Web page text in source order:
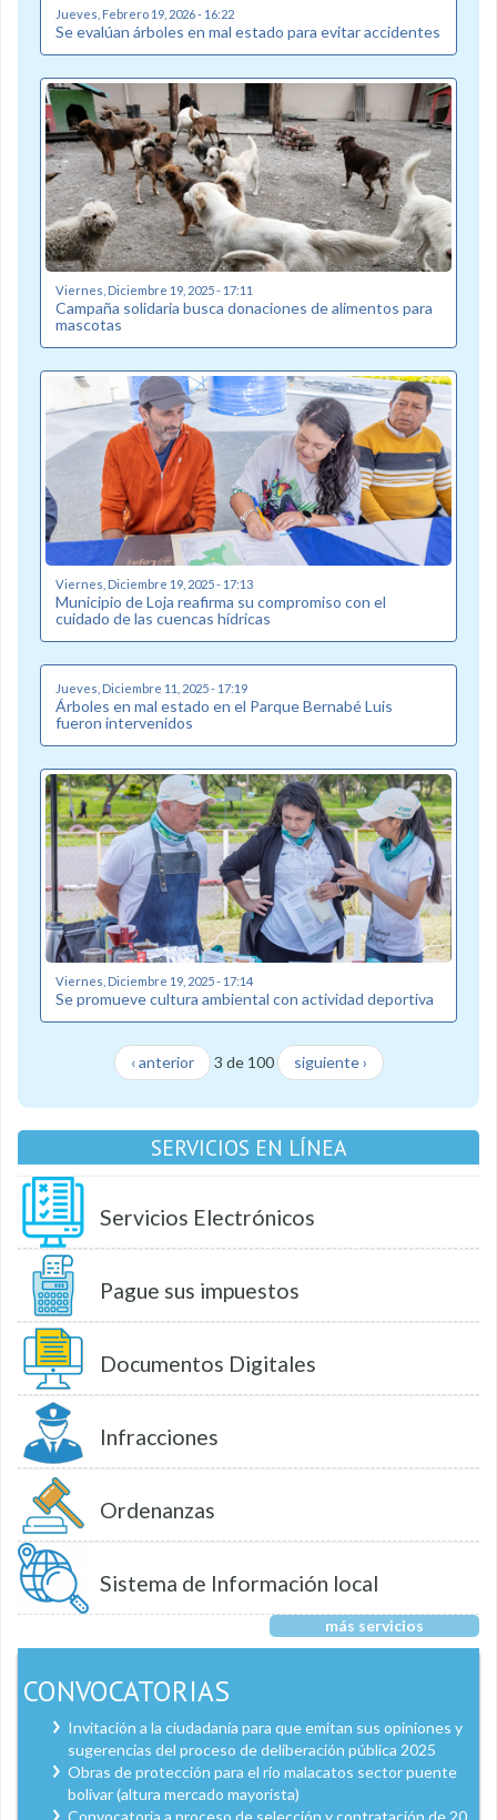
Jueves, Febrero 19, 2026 - 16:22
Se evalúan árboles en mal estado para evitar accidentes
Viernes, Diciembre 19, 2025 - 17:11
Campaña solidaria busca donaciones de alimentos para
mascotas
Viernes, Diciembre 19, 2025 - 17:13
Municipio de Loja reafirma su compromiso con el
cuidado de las cuencas hídricas
Jueves, Diciembre 11, 2025 - 17:19
Árboles en mal estado en el Parque Bernabé Luis
fueron intervenidos
Viernes, Diciembre 19, 2025 - 17:14
Se promueve cultura ambiental con actividad deportiva
‹ anterior 3 de 100 siguiente ›
SERVICIOS EN LÍNEA
Servicios Electrónicos
Pague sus impuestos
Documentos Digitales
Infracciones
Ordenanzas
Sistema de Información local
más servicios
CONVOCATORIAS
Invitación a la ciudadanía para que emitan sus opiniones y
sugerencias del proceso de deliberación pública 2025
Obras de protección para el río malacatos sector puente
bolívar (altura mercado mayorista)
Convocatoria a proceso de selección y contratación de 20